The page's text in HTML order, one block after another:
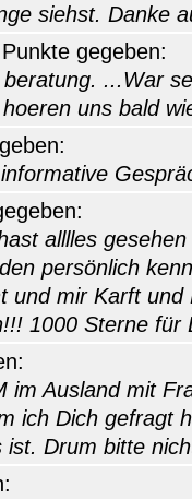
siehst. Danke
gegeben:
...War
uns bald
alllles
persönlich
und mir Karft
1000 Sterne für
im Ausland mit
ich Dich gefragt
Drum bitte